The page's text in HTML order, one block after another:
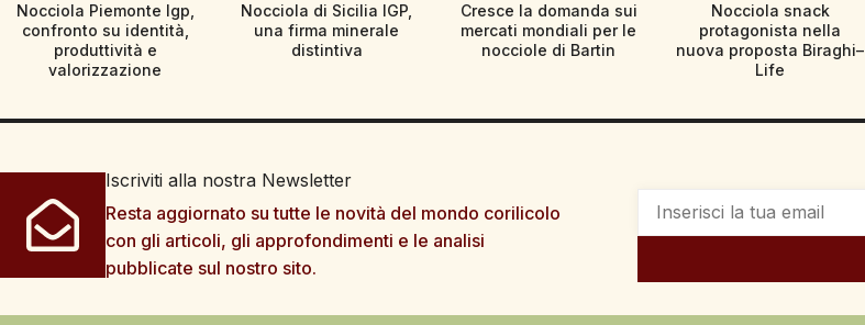
Nocciola Piemonte Igp,
confronto su identità,
produttività e
valorizzazione
Nocciola di Sicilia IGP,
una firma minerale
distintiva
Cresce la domanda sui
mercati mondiali per le
nocciole di Bartin
Nocciola snack
protagonista nella
nuova proposta Biraghi–
Life
Iscriviti alla nostra Newsletter
Resta aggiornato su tutte le novità del mondo corilicolo
con gli articoli, gli approfondimenti e le analisi
pubblicate sul nostro sito.